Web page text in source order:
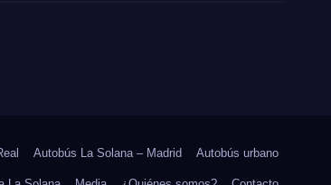
Autobús La Solana – Madrid Autobús urbano